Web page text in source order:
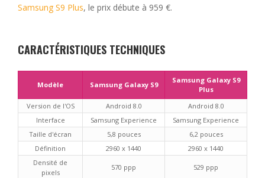
Samsung S9 Plus, le prix débute à 959 €.
CARACTÉRISTIQUES TECHNIQUES
Modèle Samsung Galaxy S9
Samsung Galaxy S9
Plus
Version de l'OS
Android 8.0
Android 8.0
Interface
Samsung Experience
Samsung Experience
Taille d'écran
5,8 pouces
6,2 pouces
Définition
2960 x 1440
2960 x 1440
Densité de
pixels
570 ppp 529 ppp